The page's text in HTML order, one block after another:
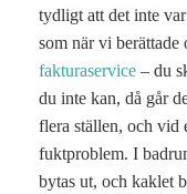
tydligt att det inte
som när vi berättade
fakturaservice – du
du inte kan, då går
flera ställen, och vid
fuktproblem. I
bytas ut, och kaklet